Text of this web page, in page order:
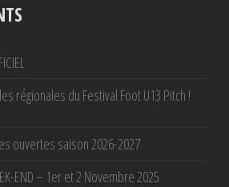
régionales du Festival Foot U13 Pitch !
ouvertes saison 2026-2027
END – 1er et 2 Novembre 2025